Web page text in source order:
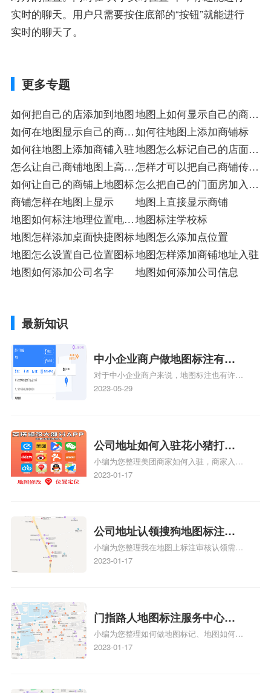
实时的聊天。用户只需要按住底部的“按钮”就能进行
实时的聊天了。
更多专题
如何把自己的店添加到地图地图上如何显示自己的商铺
标
如何在地图显示自己的商铺
标
如何往地图上添加商铺标
如何往地图上添加商铺入驻地图怎么标记自己的店面入
驻
怎么让自己商铺地图上高亮
显示店
怎样才可以把自己商铺传在
地图上
如何让自己的商铺上地图标怎么把自己的门面房加入地
图里面
商铺怎样在地图上显示
地图上直接显示商铺
地图如何标注地理位置电脑
操作
地图标注学校标
地图怎样添加桌面快捷图标地图怎么添加点位置
地图怎么设置自己位置图标地图怎样添加商铺地址入驻
地图如何添加公司名字
地图如何添加公司信息
最新知识
中小企业商户做地图标注有什
么好处
对于中小企业商户来说，地图标注也有许多
好处，包括：提高可见性和曝光率：通过在
位置，增加商户被发现的机会。方便客户导
航：地图标注可以帮助客户更容易地找到商
户的实际位置。特别是对于新客户或不熟悉
该地区的客户来说，地图标注可以提供明确
图标注服务中心面的存在。对于一些客户来
说，实体指路人地
2023-05-29
公司地址如何入驻花小猪打车
地图标记？指路人地图标注服
务中心铺如何入驻花小猪打车
小编为您整理美团商家如何入驻，商家入驻
教程、商家如何入驻地图、如何入驻地:、
2023-01-17
公司地址认领搜狗地图标注多
久审核？公司地址认领地图标
注多久审核？
小编为您整理我在地图上标注审核认领需要
多久、我在地图上标注审核认领需要多久
情可查看下方正文！
2023-01-17
门指路人地图标注服务中心如
何做花小猪打车地图位置标
记？门指路人地图标注服务中
小编为您整理如何做地图标记、地图如何做
标记、so搜街景中如何做标记、360e启花贷
2023-01-17